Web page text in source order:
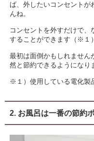
ば、外したいコンセントが
んね。
コンセントを外すだけで、
することができます（※１
最初は面倒かもしれません
然と節約できるようになり
※１）使用している電化製
2. お風呂は一番の節約